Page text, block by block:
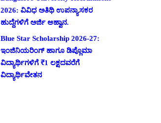
2026: ವಿವಿಧ ಅತಿಥಿ ಉಪನ್ಯಾಸಕರ
ಹುದ್ದೆಗಳಿಗೆ ಅರ್ಜಿ ಆಹ್ವಾನ.
Blue Star Scholarship 2026-27:
ಇಂಜಿನಿಯರಿಂಗ್ ಹಾಗೂ ಡಿಪ್ಲೊಮಾ
ವಿದ್ಯಾರ್ಥಿಗಳಿಗೆ ₹1 ಲಕ್ಷದವರೆಗೆ
ವಿದ್ಯಾರ್ಥಿವೇತನ